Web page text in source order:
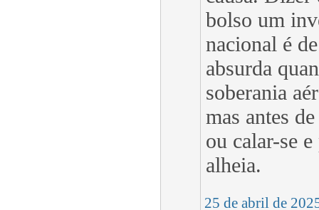
bolso um
nacional é
absurda
soberania
mas antes
ou calar-se
alheia.
25 de abril de